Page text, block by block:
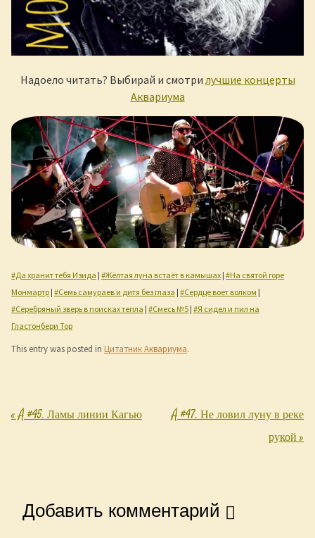
Надоело читать? Выбирай и смотри лучшие концерты
Аквариума
#Да хранит тебя Изида | #Жёлтая луна встаёт в камышах | #На святой горе
Монмартр | #Семь самураев и дитя без глаза | #Сердце воет волком |
#Серебряный зверь в поисках тепла | #Смесь №5 | #Я сидел и пил на
Гластонбери Тор
This entry was posted in Цитатник Аквариума.
Post navigation
«Å #45. Ламы линии Кагью
Å #47. Не ловил луну в реке
рукой»
Добавить комментарий